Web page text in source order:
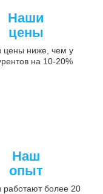
Наши
цены
цены ниже, чем у
на 10-20%
Наш
опыт
более 20